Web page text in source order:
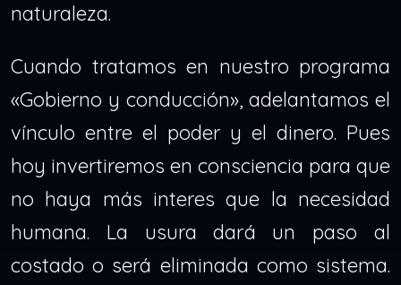
naturaleza.
Cuando tratamos en nuestro programa
«Gobierno y conducción», adelantamos el
vínculo entre el poder y el dinero. Pues
hoy invertiremos en consciencia para que
no haya más interes que la necesidad
humana. La usura dará un paso al
costado o será eliminada como sistema.